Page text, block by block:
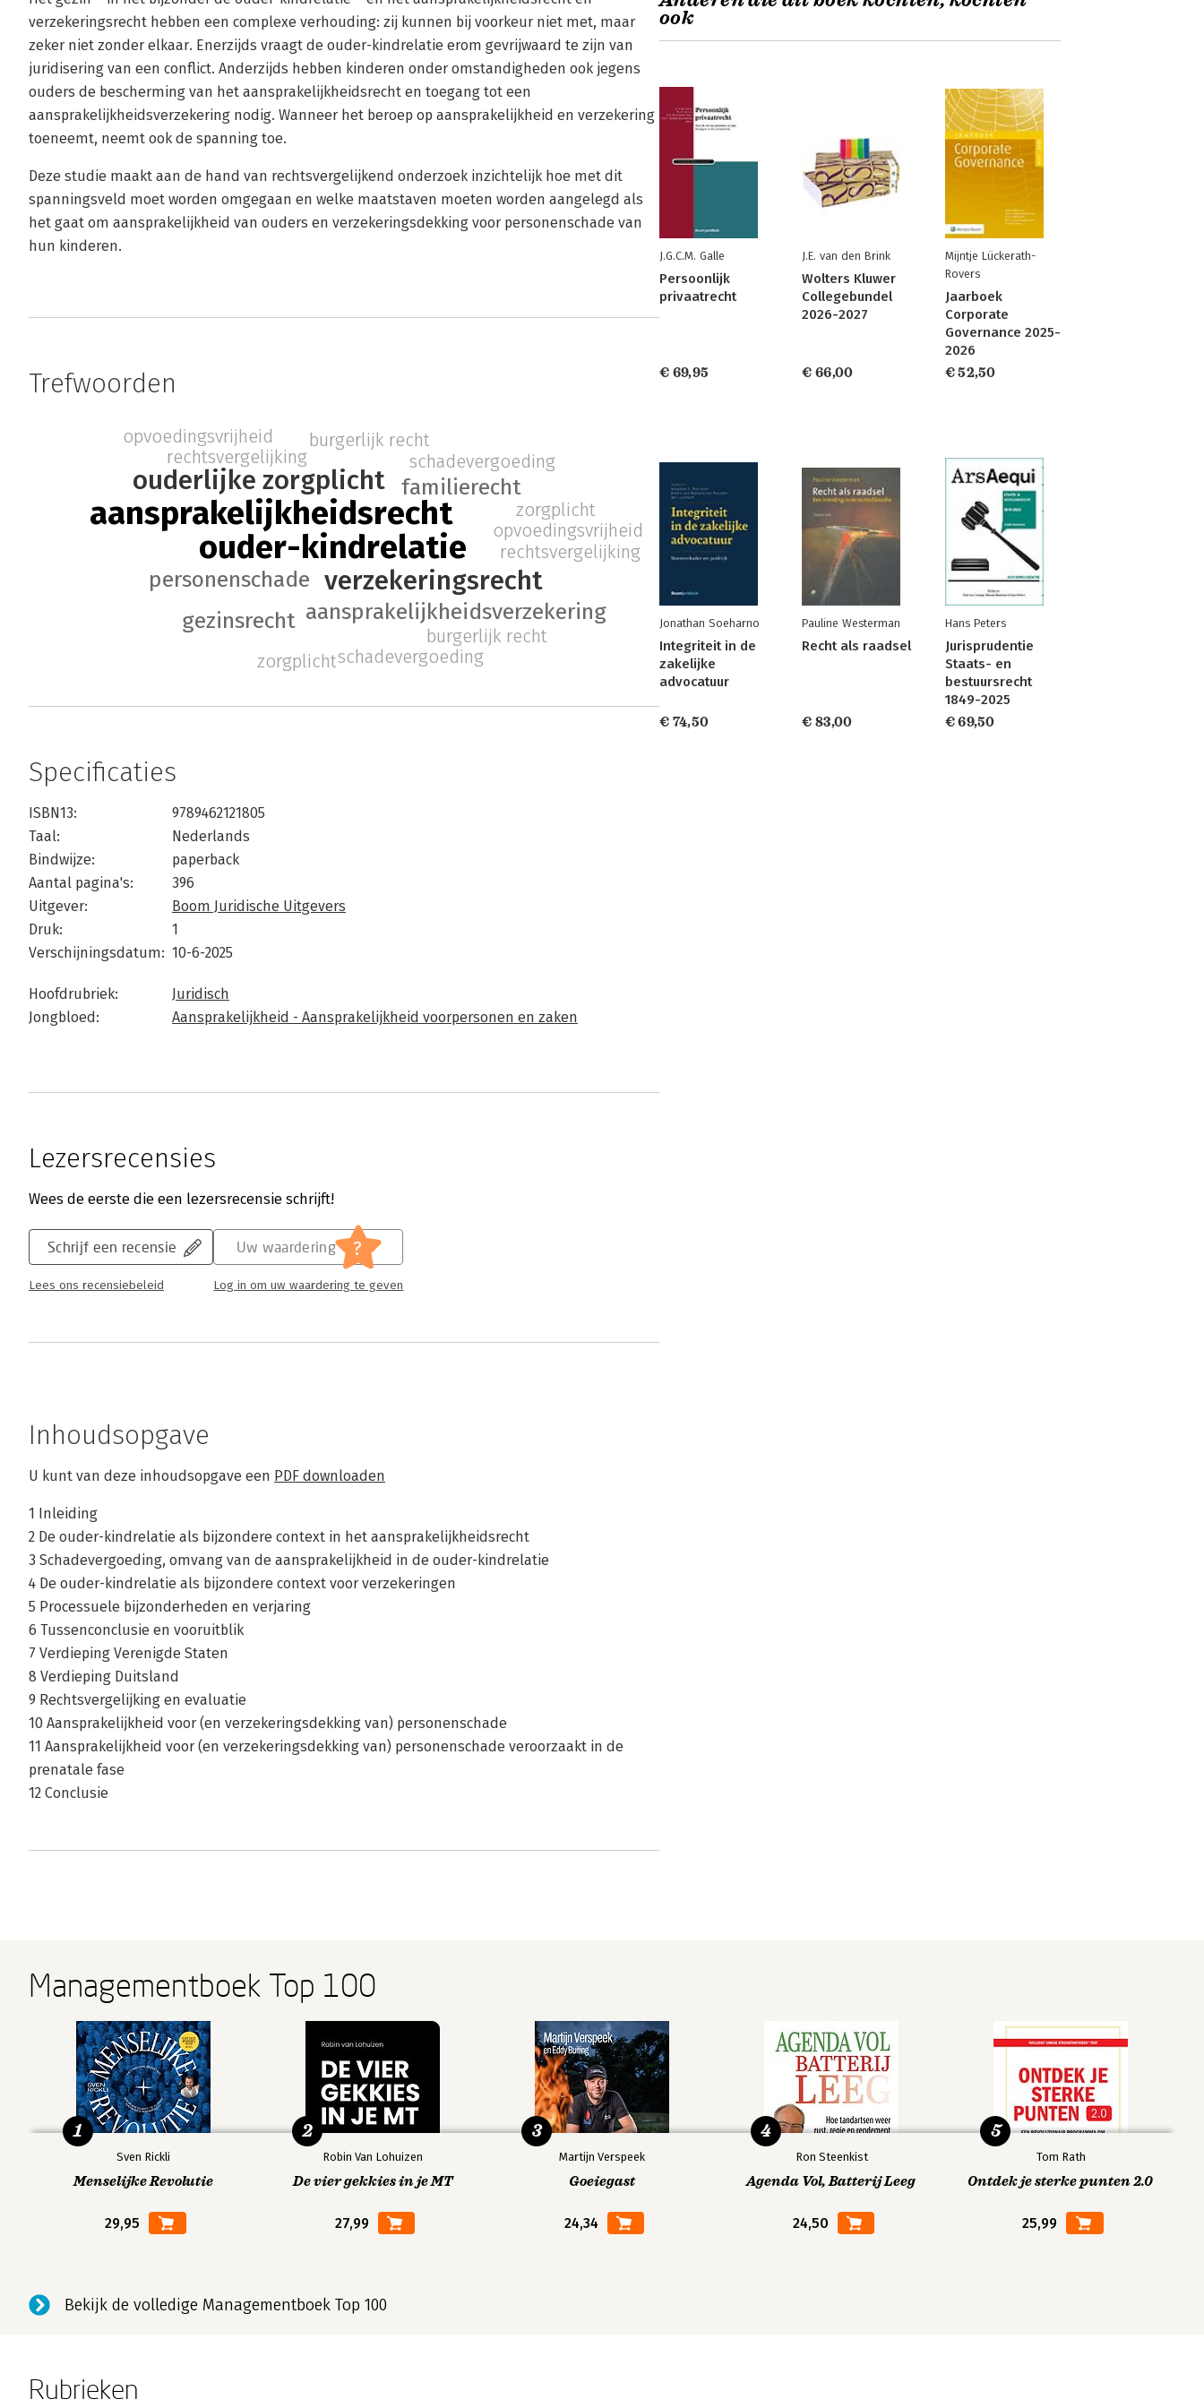
verzekeringsrecht hebben een complexe verhouding: zij kunnen bij voorkeur niet met, maar
zeker niet zonder elkaar. Enerzijds vraagt de ouder-kindrelatie erom gevrijwaard te zijn van
juridisering van een conflict. Anderzijds hebben kinderen onder omstandigheden ook jegens
ouders de bescherming van het aansprakelijkheidsrecht en toegang tot een
aansprakelijkheidsverzekering nodig. Wanneer het beroep op aansprakelijkheid en verzekering
toeneemt, neemt ook de spanning toe.
Deze studie maakt aan de hand van rechtsvergelijkend onderzoek inzichtelijk hoe met dit
spanningsveld moet worden omgegaan en welke maatstaven moeten worden aangelegd als
het gaat om aansprakelijkheid van ouders en verzekeringsdekking voor personenschade van
hun kinderen.
Trefwoorden
ouder-kindrelatie
aansprakelijkheidsrecht
verzekeringsrecht
ouderlijke zorgplicht
personenschade
familierecht
aansprakelijkheidsverzekering
gezinsrecht
rechtsvergelijking
burgerlijk recht
schadevergoeding
zorgplicht
opvoedingsvrijheid
rechtsvergelijking
burgerlijk recht
schadevergoeding
zorgplicht
opvoedingsvrijheid
Specificaties
ISBN13:
9789462121805
Taal:
Nederlands
Bindwijze:
paperback
Aantal pagina's:
396
Uitgever:
Boom Juridische Uitgevers
Druk:
1
Verschijningsdatum: 10-6-2025
Hoofdrubriek:
Juridisch
Jongbloed:
Aansprakelijkheid - Aansprakelijkheid voorpersonen en zaken
Lezersrecensies
Wees de eerste die een lezersrecensie schrijft!
Schrijf een recensie
Lees ons recensiebeleid
Uw waardering ?
Log in om uw waardering te geven
Inhoudsopgave
U kunt van deze inhoudsopgave een PDF downloaden
1 Inleiding
2 De ouder-kindrelatie als bijzondere context in het aansprakelijkheidsrecht
3 Schadevergoeding, omvang van de aansprakelijkheid in de ouder-kindrelatie
4 De ouder-kindrelatie als bijzondere context voor verzekeringen
5 Processuele bijzonderheden en verjaring
6 Tussenconclusie en vooruitblik
7 Verdieping Verenigde Staten
8 Verdieping Duitsland
9 Rechtsvergelijking en evaluatie
10 Aansprakelijkheid voor (en verzekeringsdekking van) personenschade
11 Aansprakelijkheid voor (en verzekeringsdekking van) personenschade veroorzaakt in de
prenatale fase
12 Conclusie
ook
J.G.C.M. Galle
Persoonlijk
privaatrecht
€ 69,95
J.E. van den Brink
Wolters Kluwer
Collegebundel
2026-2027
€ 66,00
Mijntje Lückerath-
Rovers
Jaarboek
Corporate
Governance 2025-
2026
€ 52,50
Jonathan Soeharno
Integriteit in de
zakelijke
advocatuur
€ 74,50
Pauline Westerman
Recht als raadsel
€ 83,00
Hans Peters
Jurisprudentie
Staats- en
bestuursrecht
1849-2025
€ 69,50
Managementboek Top 100
Sven Rickli
Menselijke Revolutie
29,95
1
Robin Van Lohuizen
De vier gekkies in je MT
27,99
2
Martijn Verspeek
Goeiegast
24,34
3
Ron Steenkist
Agenda Vol, Batterij Leeg
24,50
4
Tom Rath
Ontdek je sterke punten 2.0
25,99
5
Bekijk de volledige Managementboek Top 100
Rubrieken